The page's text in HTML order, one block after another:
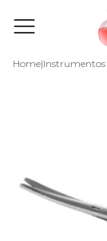
Home|